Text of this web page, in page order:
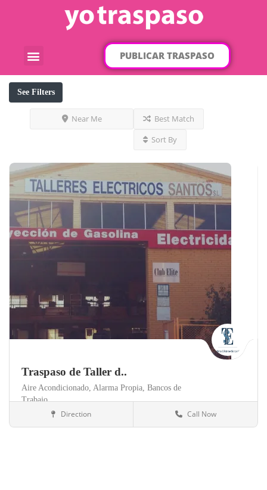
PUBLICAR TRASPASO
See Filters
Near Me
Best Match
Sort By
Traspaso de Taller d..
Aire Acondicionado, Alarma Propia, Bancos de
Trabajo,
Talleres Direction Call Now